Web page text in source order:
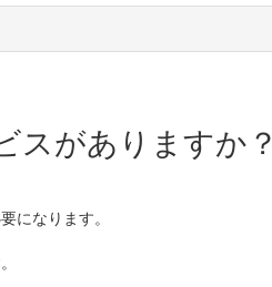
がありますか？
になります。